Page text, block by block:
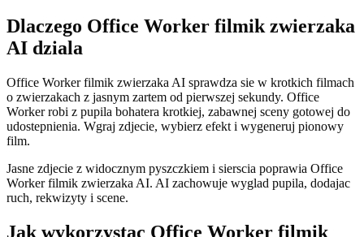
Dlaczego Office Worker filmik zwierzaka
AI dziala
Office Worker filmik zwierzaka AI sprawdza sie w krotkich filmach
o zwierzakach z jasnym zartem od pierwszej sekundy. Office
Worker robi z pupila bohatera krotkiej, zabawnej sceny gotowej do
udostepnienia. Wgraj zdjecie, wybierz efekt i wygeneruj pionowy
film.
Jasne zdjecie z widocznym pyszczkiem i sierscia poprawia Office
Worker filmik zwierzaka AI. AI zachowuje wyglad pupila, dodajac
ruch, rekwizyty i scene.
Jak wykorzystac Office Worker filmik